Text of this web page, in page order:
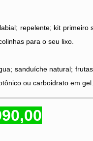
repelente; kit primeiro
para o seu lixo.
sanduíche natural;
ou carboidrato em gel.